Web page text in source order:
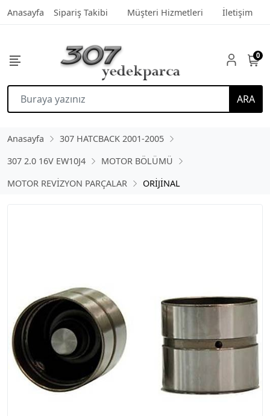
Anasayfa Sipariş Takibi Müşteri Hizmetleri İletişim
ARA
0
Anasayfa
307 HATCBACK 2001-2005
307 2.0 16V EW10J4
MOTOR BÖLÜMÜ
MOTOR REVİZYON PARÇALAR
ORİJİNAL